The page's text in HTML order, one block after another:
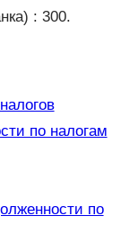
: 300.
по налогам
по